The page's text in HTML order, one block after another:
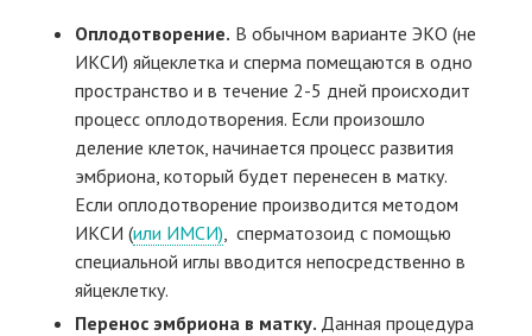
Оплодотворение. В обычном варианте ЭКО (не
ИКСИ) яйцеклетка и сперма помещаются в одно
пространство и в течение 2-5 дней происходит
процесс оплодотворения. Если произошло
деление клеток, начинается процесс развития
эмбриона, который будет перенесен в матку.
Если оплодотворение производится методом
ИКСИ (или ИМСИ) , сперматозоид с помощью
специальной иглы вводится непосредственно в
яйцеклетку.
Перенос эмбриона в матку. Данная процедура